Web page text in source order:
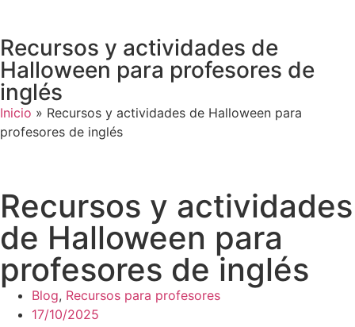
Recursos y actividades de
Halloween para profesores de
inglés
Inicio » Recursos y actividades de Halloween para
profesores de inglés
Recursos y actividades
de Halloween para
profesores de inglés
Blog, Recursos para profesores
17/10/2025